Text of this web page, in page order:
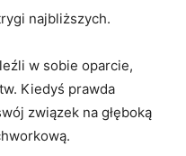
najbliższych.
w sobie oparcie,
Kiedyś prawda
związek na głęboką